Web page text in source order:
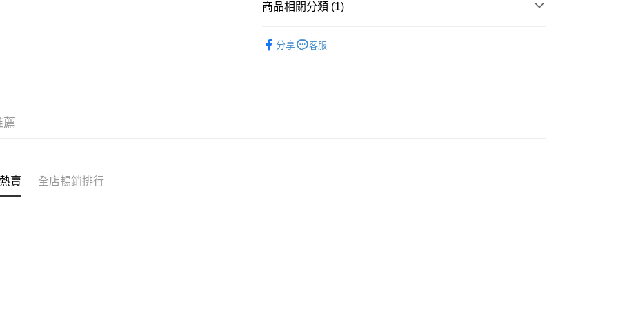
付款後門市自取，訂單確認後2-4個工作天到店，7天內取。逾期後
免運費
商品相關分類 (1)
分享
客服
薦
賣 全店暢銷排行